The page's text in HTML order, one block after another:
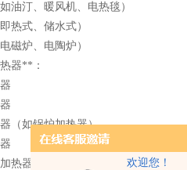
欢迎您！
油汀、暖风机、电热毯）
热式、储水式）
磁炉、电陶炉）
器**：
（如锅炉加热器）
热器**：